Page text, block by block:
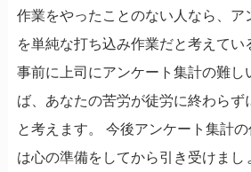
作業をやったことのない人なら、ア
を単純な打ち込み作業だと考えてい
事前に上司にアンケート集計の難し
ば、あなたの苦労が徒労に終わらず
と考えます。 今後アンケート集計
は心の準備をしてから引き受けまし